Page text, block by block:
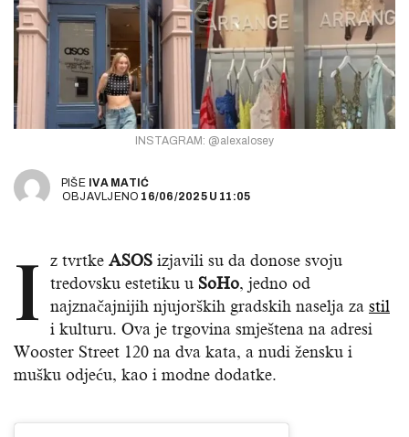
INSTAGRAM: @alexalosey
PIŠE IVA MATIĆ
OBJAVLJENO 16/06/2025 U 11:05
I z tvrtke ASOS izjavili su da donose svoju
tredovsku estetiku u SoHo, jedno od
najznačajnijih njujorških gradskih naselja za stil
i kulturu. Ova je trgovina smještena na adresi
Wooster Street 120 na dva kata, a nudi žensku i
mušku odjeću, kao i modne dodatke.